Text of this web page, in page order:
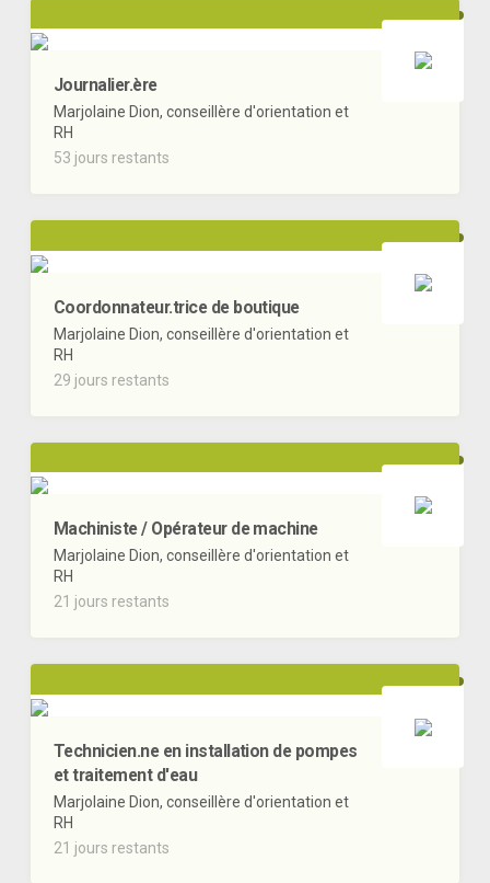
Journalier.ère
Marjolaine Dion, conseillère d'orientation et
RH
53 jours restants
Coordonnateur.trice de boutique
Marjolaine Dion, conseillère d'orientation et
RH
29 jours restants
Machiniste / Opérateur de machine
Marjolaine Dion, conseillère d'orientation et
RH
21 jours restants
Technicien.ne en installation de pompes
et traitement d'eau
Marjolaine Dion, conseillère d'orientation et
RH
21 jours restants